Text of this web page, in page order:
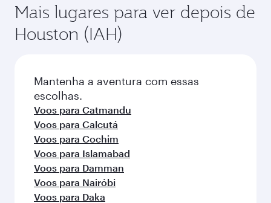
Mais lugares para ver depois de
Houston (IAH)
Mantenha a aventura com essas
escolhas.
Voos para Catmandu
Voos para Calcutá
Voos para Cochim
Voos para Islamabad
Voos para Damman
Voos para Nairóbi
Voos para Daka